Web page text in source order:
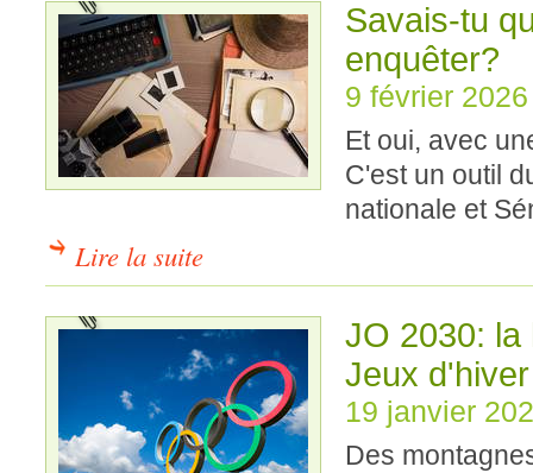
Savais-tu
enquêter?
9 février 2026
Et oui, avec
C'est un outil
nationale et
Lire la suite
JO 2030: la
Jeux
19 janvier
Des